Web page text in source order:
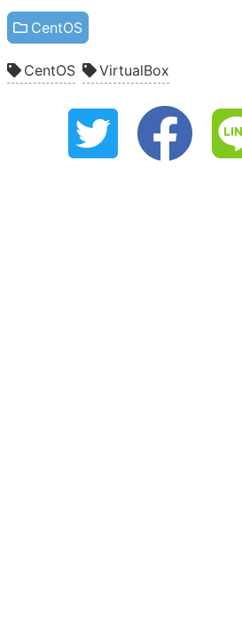
CentOS
CentOS VirtualBox